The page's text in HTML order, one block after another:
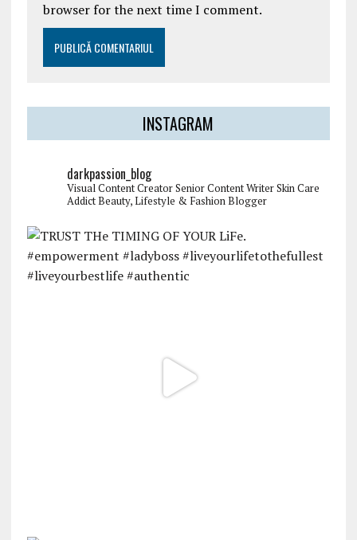
browser for the next time I comment.
INSTAGRAM
darkpassion_blog
Visual Content CreatorSenior Content WriterSkin Care
AddictBeauty, Lifestyle & Fashion Blogger